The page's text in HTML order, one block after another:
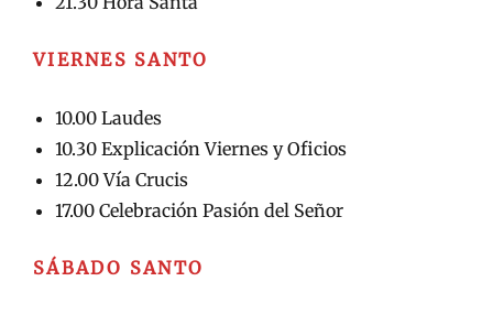
VIERNES SANTO
10.00 Laudes
10.30 Explicación Viernes y Oficios
12.00 Vía Crucis
17.00 Celebración Pasión del Señor
SÁBADO SANTO